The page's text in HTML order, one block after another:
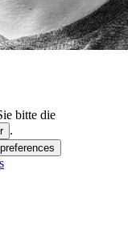
bitte die
.